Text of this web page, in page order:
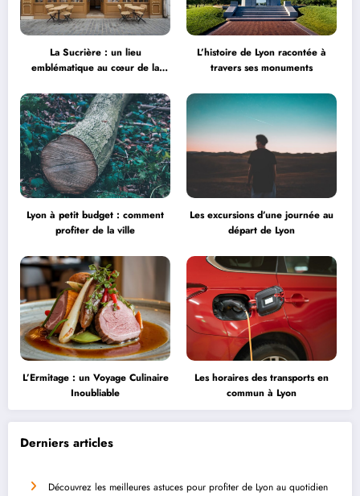
La Sucrière : un lieu
emblématique au cœur de la
L’histoire de Lyon racontée à
travers ses monuments
Lyon à petit budget : comment
profiter de la ville
Les excursions d’une journée au
départ de Lyon
L’Ermitage : un Voyage Culinaire
Inoubliable
Les horaires des transports en
commun à Lyon
Derniers articles
Découvrez les meilleures astuces pour profiter de Lyon au quotidien